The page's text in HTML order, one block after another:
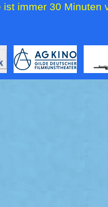
ist immer 30 Minuten